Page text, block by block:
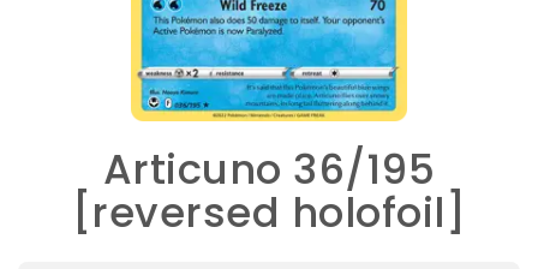
Articuno 36/195
[reversed holofoil]